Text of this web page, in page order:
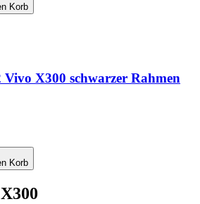
Korb
Vivo X300 schwarzer Rahmen
Korb